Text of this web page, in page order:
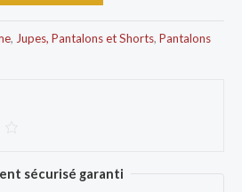
, Jupes, Pantalons et Shorts, Pantalons
sécurisé garanti